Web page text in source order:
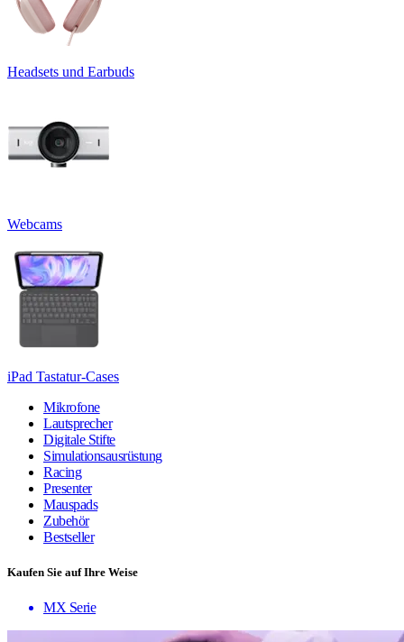
Headsets und Earbuds
Webcams
iPad Tastatur-Cases
Mikrofone
Lautsprecher
Digitale Stifte
Simulationsausrüstung
Racing
Presenter
Mauspads
Zubehör
Bestseller
Kaufen Sie auf Ihre Weise
MX Serie